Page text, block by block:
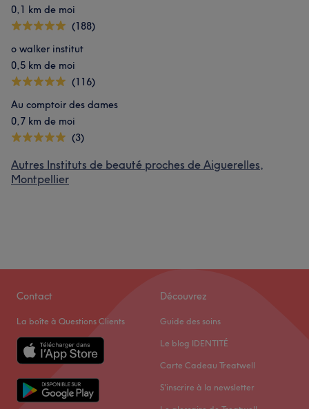
0,1 km de moi
(188)
o walker institut
0,5 km de moi
(116)
Au comptoir des dames
0,7 km de moi
(3)
Autres Instituts de beauté proches de Aiguerelles,
Montpellier
Contact
La boîte à Questions Clients
Découvrez
Guide des soins
Le blog IDENTITÉ
Carte Cadeau Treatwell
S'inscrire à la newsletter